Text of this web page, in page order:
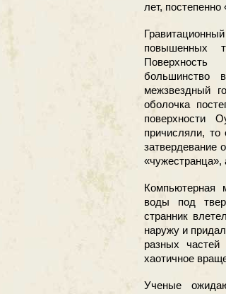
лет,
повышенных
Поверхность
большинство
межзвездный
оболочка
поверхности
причисляли, то
затвердевание
«чужестранца»,
Компьютерная
воды под
странник
наружу и
разных частей
хаотичное
Ученые